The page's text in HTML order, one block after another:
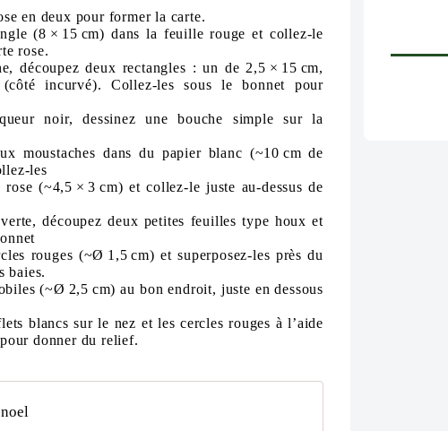
en deux pour former la carte.
(8 × 15 cm) dans la feuille rouge et collez-le
rose.
découpez deux rectangles : un de 2,5 × 15 cm,
(côté incurvé). Collez-les sous le bonnet pour
noir, dessinez une bouche simple sur la
moustaches dans du papier blanc (~10 cm de
les
(~4,5 × 3 cm) et collez-le juste au‑dessus de
découpez deux petites feuilles type houx et
rouges (~Ø 1,5 cm) et superposez-les près du
baies.
(~Ø 2,5 cm) au bon endroit, juste en dessous
blancs sur le nez et les cercles rouges à l’aide
donner du relief.